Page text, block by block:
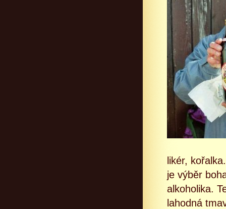
likér,
je výběr
alkoholika.
lahodná